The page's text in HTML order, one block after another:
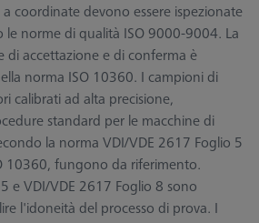
coordinate devono essere ispezionate
le norme di qualità ISO 9000-9004. La
di accettazione e di conferma è
norma ISO 10360. I campioni di
calibrati ad alta precisione,
standard per le macchine di
la norma VDI/VDE 2617 Foglio 5
10360, fungono da riferimento.
e VDI/VDE 2617 Foglio 8 sono
l'idoneità del processo di prova. I